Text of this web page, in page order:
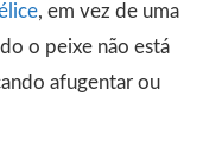
, em vez de uma
o peixe não está
afugentar ou